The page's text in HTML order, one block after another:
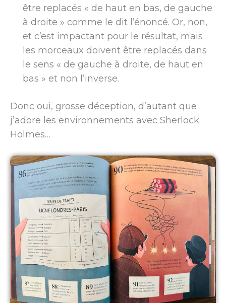
être replacés « de haut en bas, de gauche
à droite » comme le dit l’énoncé. Or, non,
et c’est impactant pour le résultat, mais
les morceaux doivent être replacés dans
le sens « de gauche à droite, de haut en
bas » et non l’inverse.
Donc oui, grosse déception, d’autant que
j’adore les environnements avec Sherlock
Holmes…